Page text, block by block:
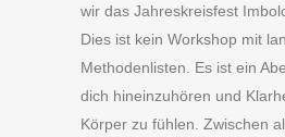
wir das Jahreskreisfest
Dies ist kein Workshop mit
Methodenlisten. Es ist ein
dich hineinzuhören und
Körper zu fühlen. Zwischen